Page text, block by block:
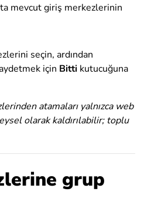
mevcut giriş merkezlerinin
seçin, ardından
için Bitti kutucuğuna
atamaları yalnızca web
olarak kaldırılabilir; toplu
grup